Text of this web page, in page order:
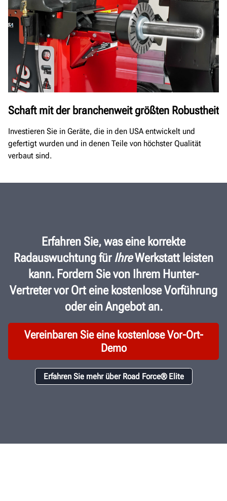
Schaft mit der branchenweit größten Robustheit
Investieren Sie in Geräte, die in den USA entwickelt und
gefertigt wurden und in denen Teile von höchster Qualität
verbaut sind.
Erfahren Sie, was eine korrekte
Radauswuchtung fürIhreWerkstatt leisten
kann. Fordern Sie von Ihrem Hunter-
Vertreter vor Ort eine kostenlose Vorführung
oder ein Angebot an.
Vereinbaren Sie eine kostenlose Vor-Ort-
Demo
Erfahren Sie mehr über Road Force® Elite